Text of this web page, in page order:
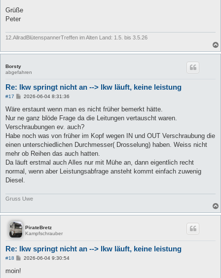
Grüße
Peter
12.AllradBlütenspannerTreffen im Alten Land: 1.5. bis 3.5.26
Borsty
abgefahren
Re: lkw springt nicht an --> lkw läuft, keine leistung
#17
B
r
a
2026-06-04 8:31:36
Wäre erstaunt wenn man es nicht früher bemerkt hätte.
Nur ne ganz blöde Frage da die Leitungen vertauscht waren.
Verschraubungen ev. auch?
Habe noch was von früher im Kopf wegen IN und OUT Verschraubung die
einen unterschiedlichen Durchmesser( Drosselung) haben. Weiss nicht
mehr ob Reihen das auch hatten.
Da läuft erstmal auch Alles nur mit Mühe an, dann eigentlich recht
normal, wenn aber Leistungsabfrage ansteht kommt einfach zuwenig
Diesel.
Gruss Uwe
PirateBretz
Kampfschrauber
Re: lkw springt nicht an --> lkw läuft, keine leistung
#18
B2026-06-04 9:30:54
moin!